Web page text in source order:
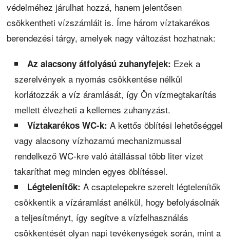
védelméhez járulhat hozzá, hanem jelentősen
csökkentheti vízszámláit is. Íme három víztakarékos
berendezési tárgy, amelyek nagy változást hozhatnak:
Az alacsony átfolyású zuhanyfejek: Ezek a
szerelvények a nyomás csökkentése nélkül
korlátozzák a víz áramlását, így Ön vízmegtakarítás
mellett élvezheti a kellemes zuhanyzást.
Víztakarékos WC-k: A kettős öblítési lehetőséggel
vagy alacsony vízhozamú mechanizmussal
rendelkező WC-kre való átállással több liter vizet
takaríthat meg minden egyes öblítéssel.
Légtelenítők: A csaptelepekre szerelt légtelenítők
csökkentik a vízáramlást anélkül, hogy befolyásolnák
a teljesítményt, így segítve a vízfelhasználás
csökkentését olyan napi tevékenységek során, mint a